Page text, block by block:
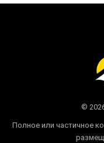
©
Полное или частичное